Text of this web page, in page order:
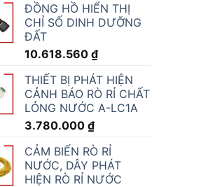
ĐỒNG HỒ HIỂN THỊ
CHỈ SỐ DINH DƯỠNG
ĐẤT
10.618.560 ₫
THIẾT BỊ PHÁT HIỆN
CẢNH BÁO RÒ RỈ CHẤT
LỎNG NƯỚC A-LC1A
3.780.000 ₫
CẢM BIẾN RÒ RỈ
NƯỚC, DÂY PHÁT
HIỆN RÒ RỈ NƯỚC